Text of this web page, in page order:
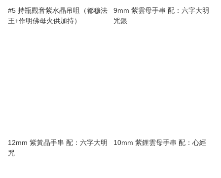
#5 持瓶觀音紫水晶吊咀（都穆法
王+作明佛母火供加持）
9mm 紫雲母手串 配：六字大明
咒銀
12mm 紫黃晶手串 配：六字大明
咒
10mm 紫鋰雲母手串 配：心經